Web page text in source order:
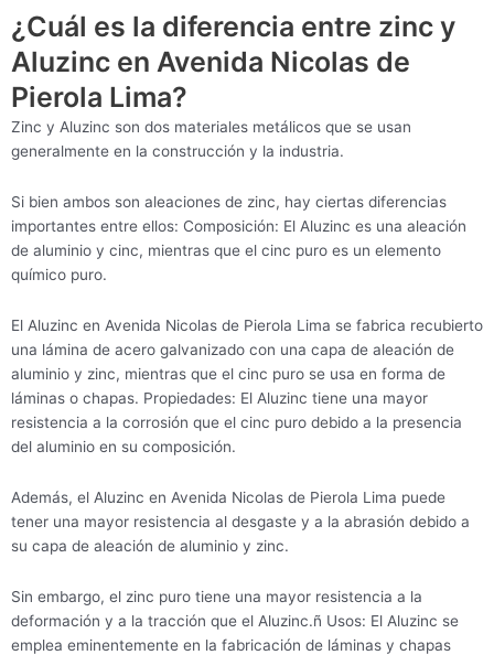
¿Cuál es la diferencia entre zinc y
Aluzinc en Avenida Nicolas de
Pierola Lima?
Zinc y Aluzinc son dos materiales metálicos que se usan
generalmente en la construcción y la industria.
Si bien ambos son aleaciones de zinc, hay ciertas diferencias
importantes entre ellos: Composición: El Aluzinc es una aleación
de aluminio y cinc, mientras que el cinc puro es un elemento
químico puro.
El Aluzinc en Avenida Nicolas de Pierola Lima se fabrica recubierto
una lámina de acero galvanizado con una capa de aleación de
aluminio y zinc, mientras que el cinc puro se usa en forma de
láminas o chapas. Propiedades: El Aluzinc tiene una mayor
resistencia a la corrosión que el cinc puro debido a la presencia
del aluminio en su composición.
Además, el Aluzinc en Avenida Nicolas de Pierola Lima puede
tener una mayor resistencia al desgaste y a la abrasión debido a
su capa de aleación de aluminio y zinc.
Sin embargo, el zinc puro tiene una mayor resistencia a la
deformación y a la tracción que el Aluzinc.ñ Usos: El Aluzinc se
emplea eminentemente en la fabricación de láminas y chapas